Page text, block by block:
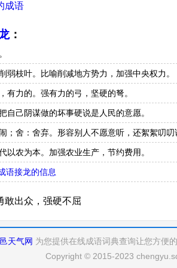
成语
：
弱枝叶。比喻削减地方势力，加强中央权力。
有力的。强有力的弓，坚硬的弩。
自己阴谋做的坏事硬说是人民的意愿。
；舍：舍弃。形容别人不愿意听，还絮絮叨叨
以农为本。加强农业生产，节约费用。
语接龙的信息
敢出众，强硬不屈
天气网 为您提供在线成语词典查询让您方便
Copyright © 2015-2023